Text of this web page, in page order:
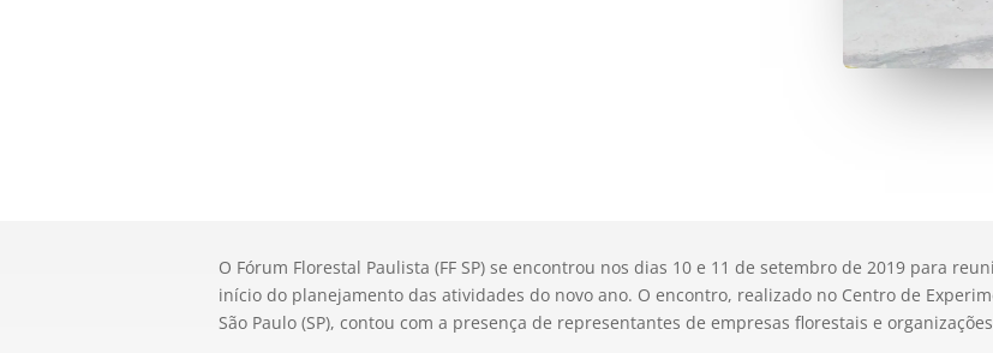
O Fórum Florestal Paulista (FF SP) se encontrou nos dias 10 e 11 de setembro de 2019 para
início do planejamento das atividades do novo ano. O encontro, realizado no Centro de
São Paulo (SP), contou com a presença de representantes de empresas florestais e